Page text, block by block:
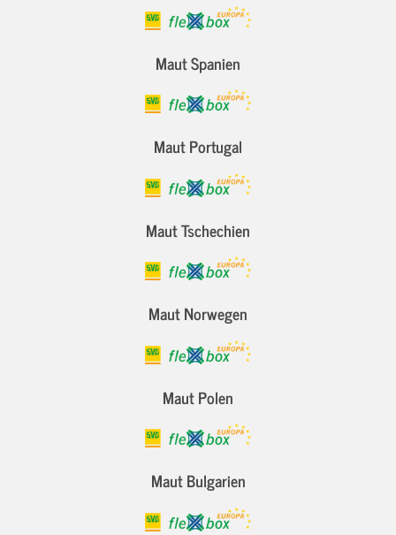
Maut Spanien
Maut Portugal
Maut Tschechien
Maut Norwegen
Maut Polen
Maut Bulgarien